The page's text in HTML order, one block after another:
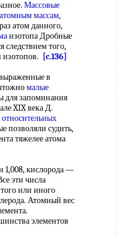
Массовые
атомным массам,
атом данного,
изотопа Дробные
следствием того,
изотопов.
[c.136]
в
малые
для запоминания
XIX века Д.
относительных
позволяли судить,
тяжелее атома
кислорода —
эти числа
или иного
Атомный вес
элементов